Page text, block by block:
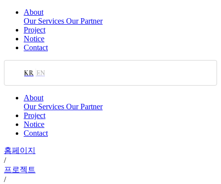
About
Our Services Our Partner
Project
Notice
Contact
KR EN
About
Our Services Our Partner
Project
Notice
Contact
홈페이지
/
프로젝트
/